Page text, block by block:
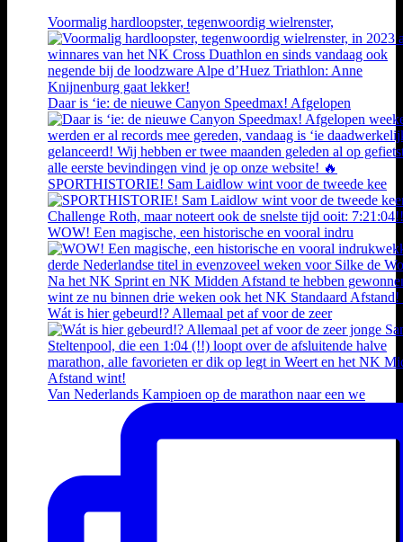
Voormalig hardloopster, tegenwoordig wielrenster,
Daar is ‘ie: de nieuwe Canyon Speedmax! Afgelopen
SPORTHISTORIE! Sam Laidlow wint voor de tweede kee
WOW! Een magische, een historische en vooral indru
Wát is hier gebeurd!? Allemaal pet af voor de zeer
Van Nederlands Kampioen op de marathon naar een we